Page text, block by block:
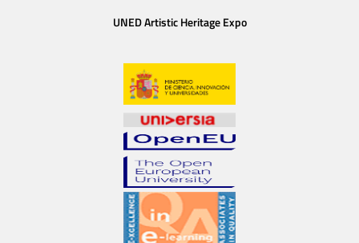
UNED Artistic Heritage Expo